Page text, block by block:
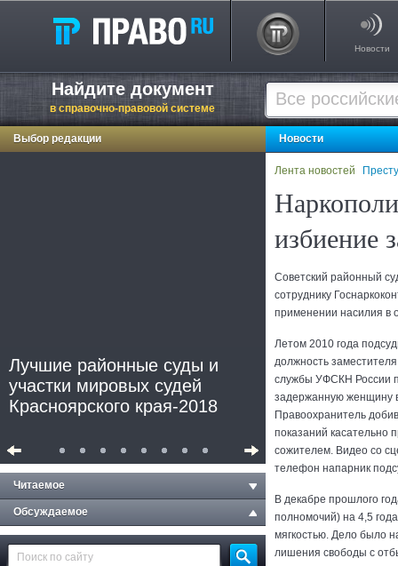
Новости
Найдите документ
в справочно-правовой системе
Выбор редакции
Лучшие районные суды и
участки мировых судей
Красноярского края-2018
Читаемое
Обсуждаемое
Новости
Лента новостей
избиение
Советский районный
сотруднику
применении насилия в
Летом 2010 года
должность
службы УФСКН России
задержанную женщину
Правоохранитель
показаний касательно
сожителем. Видео со
телефон напарник
В декабре прошлого
полномочий) на 4,5
мягкостью. Дело было
лишения свободы с